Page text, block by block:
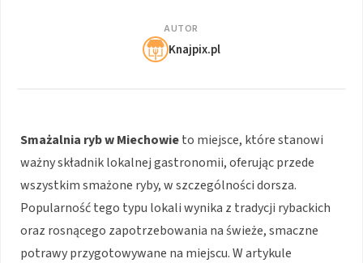
AUTOR
Knajpix.pl
Smażalnia ryb w Miechowieto miejsce, które stanowi
ważny składnik lokalnej gastronomii, oferując przede
wszystkim smażone ryby, w szczególności dorsza.
Popularność tego typu lokali wynika z tradycji rybackich
oraz rosnącego zapotrzebowania na świeże, smaczne
potrawy przygotowywane na miejscu. W artykule